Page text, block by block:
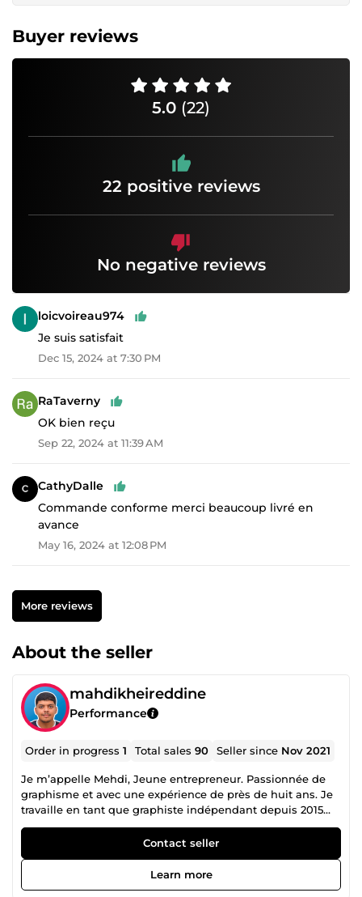
Buyer reviews
5.0 (22)
22 positive reviews
No negative reviews
loicvoireau974
Je suis satisfait
Dec 15, 2024 at 7:30 PM
RaTaverny
OK bien reçu
Sep 22, 2024 at 11:39 AM
CathyDalle
Commande conforme merci beaucoup livré en
avance
May 16, 2024 at 12:08 PM
More reviews
About the seller
mahdikheireddine
Performance
Order in progress1 Total sales90 Seller since Nov 2021
Je m’appelle Mehdi, Jeune entrepreneur. Passionnée de
graphisme et avec une expérience de près de huit ans. Je
travaille en tant que graphiste indépendant depuis 2015
dans les differentes sites ( Merch by amazon , Redbubble ,
etsy , teespring , amazon kindle , kdp , fiverr........) C'est donc
naturellement que j'ai choisi 5euro.com pour vous
accompagner dans vos projets en vous proposant des
services qui vous feront gagner du temps et de l'argent et
Contact seller
Learn more